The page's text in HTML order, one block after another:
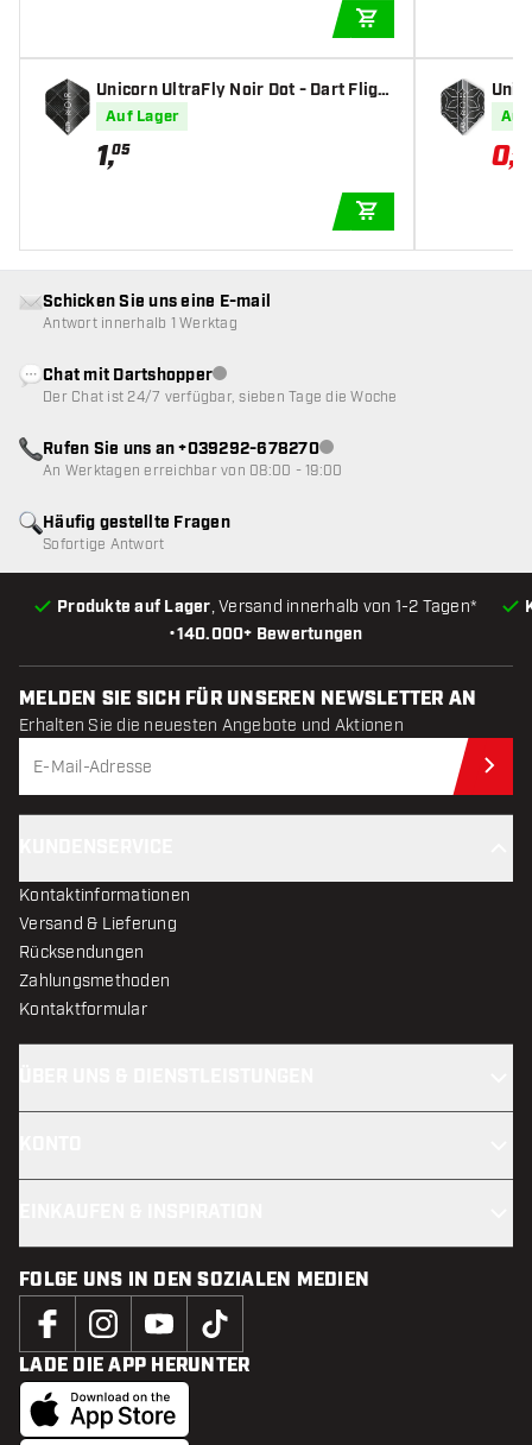
Unicorn UltraFly Noir Dot - Dart Flight
Auf Lager
1,05
hts
Auf
0,79
•140.000+ Bewertungen
Produkte auf Lager, Versand innerhalb von 1-2 Tagen*
Häufig gestellte Fragen
Sofortige Antwort
Schicken Sie uns eine E-mail
Antwort innerhalb 1 Werktag
Chat mit DartshopperKundenservice nicht verfügbar
Der Chat ist 24/7 verfügbar, sieben Tage die Woche
Rufen Sie uns an +039292-678270Kundenservice nicht
An Werktagen erreichbar von 08:00 - 19:00
MELDEN SIE SICH FÜR UNSEREN NEWSLETTER AN
Erhalten Sie die neuesten Angebote und Aktionen
Kontaktinformationen
Versand & Lieferung
Rücksendungen
Zahlungsmethoden
Kontaktformular
FOLGE UNS IN DEN SOZIALEN MEDIEN
LADE DIE APP HERUNTER